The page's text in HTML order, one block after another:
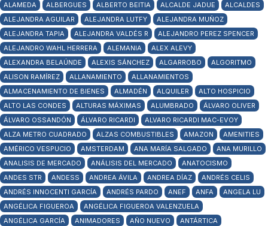
ALAMEDA
ALBERGUES ALBERTO BEITIA ALCALDE JADUE
ALCALDES
ALEJANDRA AGUILAR
ALEJANDRA LUTFY
ALEJANDRA MUÑOZ
ALEJANDRA TAPIA
ALEJANDRA VALDÉS R
ALEJANDRO PEREZ SPENCER
ALEJANDRO WAHL HERRERA
ALEMANIA
ALEX ALEVY
ALEXANDRA BELAÚNDE
ALEXIS SÁNCHEZ ALGARROBO
ALGORITMO
ALISON RAMÍREZ
ALLANAMIENTO
ALLANAMIENTOS
ALMACENAMIENTO DE BIENES
ALMADÉN ALQUILER
ALTO HOSPICIO
ALTO LAS CONDES
ALTURAS MÁXIMAS ALUMBRADO
ÁLVARO OLIVER
ÁLVARO OSSANDÓN
ÁLVARO RICARDI
ALVARO RICARDI MAC-EVOY
ALZA METRO CUADRADO
ALZAS COMBUSTIBLES AMAZON
AMENITIES
AMÉRICO VESPUCIO
AMSTERDAM ANA MARÍA SALGADO
ANA MURILLO
ANALISIS DE MERCADO
ANÁLISIS DEL MERCADO
ANATOCISMO
ANDES STR
ANDESS ANDREA ÁVILA ANDREA DÍAZ
ANDRÉS CELIS
ANDRÉS INNOCENTI GARCÍA
ANDRÉS PARDO ANEF ANFA
ANGELA LU
ANGÉLICA FIGUEROA
ANGÉLICA FIGUEROA VALENZUELA
ANGÉLICA GARCÍA
ANIMADORES AÑO NUEVO
ANTÁRTICA